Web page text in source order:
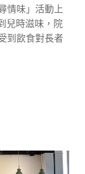
情味」活動上
兒時滋味，院
到飲食對長者